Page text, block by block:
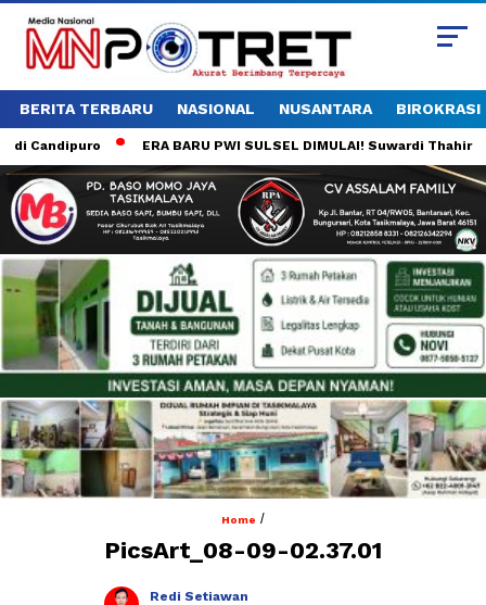
BERITA TERBARU NASIONAL NUSANTARA BIROKRASI
Candipuro ERA BARU PWI SULSEL DIMULAI! Suwardi Thahir
Home /
PicsArt_08-09-02.37.01
Redi Setiawan